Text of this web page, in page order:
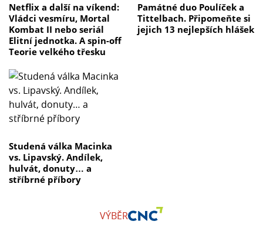
Netflix a další na víkend:
Vládci vesmíru, Mortal
Kombat II nebo seriál
Elitní jednotka. A spin-off
Teorie velkého třesku
Památné duo Poulíček a
Tittelbach. Připomeňte si
jejich 13 nejlepších hlášek
Studená válka Macinka
vs. Lipavský. Andílek,
hulvát, donuty… a
stříbrné příbory
VÝBĚR